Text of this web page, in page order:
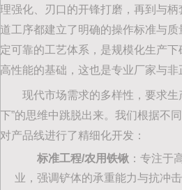
理强化、刃口的开锋打磨，再到与
道工序都建立了明确的操作标准与
定可靠的工艺体系，是规模化生产
高性能的基础，这也是专业厂家与非
现代市场需求的多样性，要求生
下”的思维中跳脱出来。我们根据不
对产品线进行了精细化开发：
标准工程/农用铁锹 ：专注于
业，强调铲体的承重能力与抗冲